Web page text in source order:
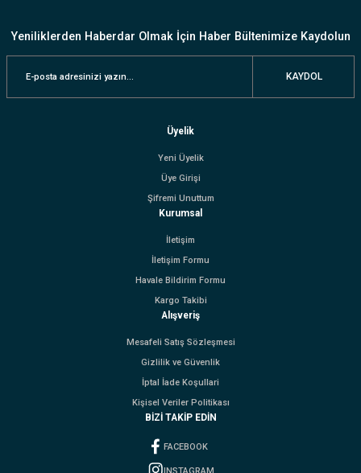
Yeniliklerden Haberdar Olmak İçin Haber Bültenimize Kaydolun
KAYDOL
Üyelik
Yeni Üyelik
Üye Girişi
Şifremi Unuttum
Kurumsal
İletişim
İletişim Formu
Havale Bildirim Formu
Kargo Takibi
Alışveriş
Mesafeli Satış Sözleşmesi
Gizlilik ve Güvenlik
İptal İade Koşullari
Kişisel Veriler Politikası
BİZİ TAKİP EDİN
FACEBOOK
INSTAGRAM